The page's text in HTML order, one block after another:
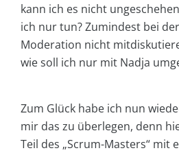
kann ich es nicht
ich nur tun? Zumindest bei
Moderation nicht
wie soll ich nur mit Nadja
Zum Glück habe ich nun
mir das zu überlegen, denn
Teil des „Scrum-Masters“ mit